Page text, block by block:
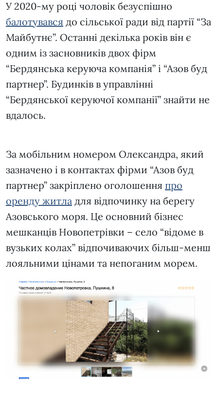
У 2020-му році чоловік безуспішно
балотувався до сільської ради від партії “За
Майбутнє”. Останні декілька років він є
одним із засновників двох фірм
“Бердянська керуюча компанія” і “Азов буд
партнер”. Будинків в управлінні
“Бердянської керуючої компанії” знайти не
вдалось.
За мобільним номером Олександра, який
зазначено і в контактах фірми “Азов буд
партнер” закріплено оголошення про
оренду житла для відпочинку на берегу
Азовського моря. Це основний бізнес
мешканців Новопетрівки – село “відоме в
вузьких колах” відпочиваючих більш-менш
лояльними цінами та непоганим морем.